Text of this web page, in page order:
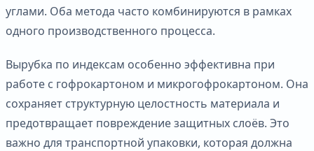
углами. Оба метода часто комбинируются в рамках
одного производственного процесса.
Вырубка по индексам особенно эффективна при
работе с гофрокартоном и микрогофрокартоном. Она
сохраняет структурную целостность материала и
предотвращает повреждение защитных слоёв. Это
важно для транспортной упаковки, которая должна